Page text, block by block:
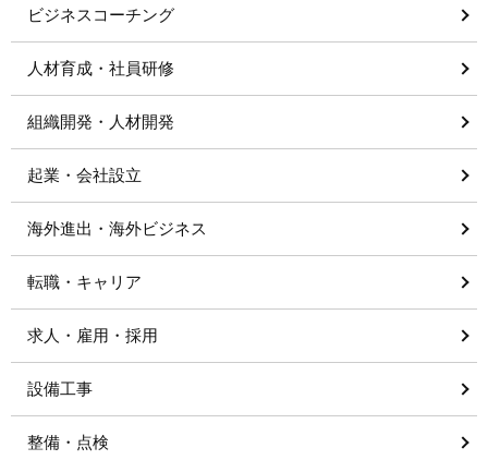
ビジネスコーチング
人材育成・社員研修
組織開発・人材開発
起業・会社設立
海外進出・海外ビジネス
転職・キャリア
求人・雇用・採用
設備工事
整備・点検